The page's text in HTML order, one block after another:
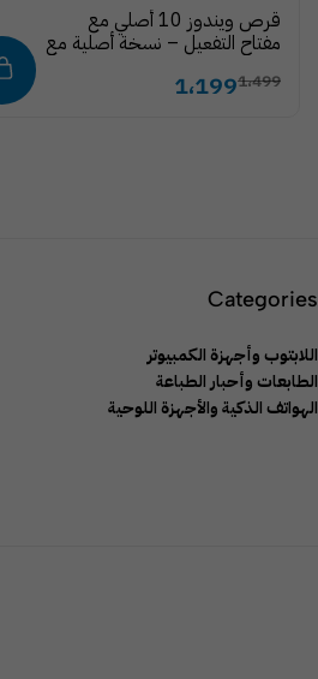
قرص ويندوز 10 أصلي مع
مفتاح التفعيل – نسخة أصلية مع
1،4991،199
Categories
اللابتوب وأجهزة الكمبيوتر
الطابعات وأحبار الطباعة
الهواتف الذكية والأجهزة اللوحية